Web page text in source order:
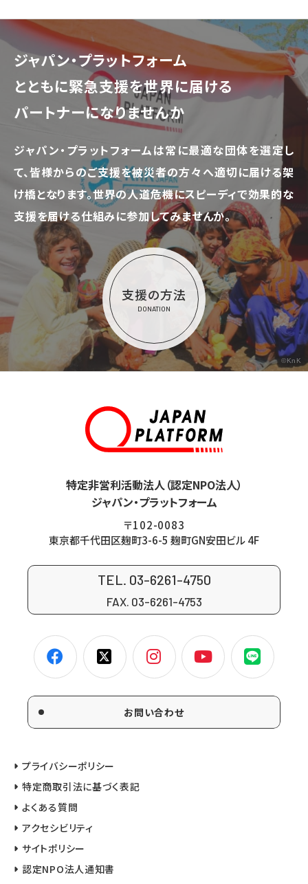
ジャパン・プラットフォーム
とともに緊急支援を世界に届ける
パートナーになりませんか
ジャパン・プラットフォームは常に最適な団体を選定し
て、皆様からのご支援を被災者の方々へ適切に届ける架
け橋となります。世界の人道危機にスピーディで効果的な
支援を届ける仕組みに参加してみませんか。
支援の方法
DONATION
©KnK
特定非営利活動法人（認定NPO法人）
ジャパン・プラットフォーム
〒102-0083
東京都千代田区麹町3-6-5 麹町GN安田ビル 4F
TEL. 03-6261-4750
FAX. 03-6261-4753
お問い合わせ
プライバシーポリシー
特定商取引法に基づく表記
よくある質問
アクセシビリティ
サイトポリシー
認定NPO法人通知書